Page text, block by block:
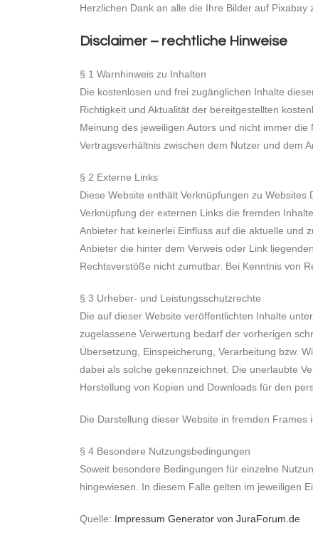
Herzlichen Dank an alle die Ihre Bilder auf Pixabay
Disclaimer – rechtliche Hinweise
§ 1 Warnhinweis zu Inhalten
Die kostenlosen und frei zugänglichen Inhalte
Richtigkeit und Aktualität der bereitgestellten
Meinung des jeweiligen Autors und nicht immer
Vertragsverhältnis zwischen dem Nutzer und dem
§ 2 Externe Links
Diese Website enthält Verknüpfungen zu
Verknüpfung der externen Links die fremden
Anbieter hat keinerlei Einfluss auf die aktuelle und
Anbieter die hinter dem Verweis oder Link
Rechtsverstöße nicht zumutbar. Bei Kenntnis von
§ 3 Urheber- und Leistungsschutzrechte
Die auf dieser Website veröffentlichten Inhalte
zugelassene Verwertung bedarf der vorherigen
Übersetzung, Einspeicherung, Verarbeitung bzw.
dabei als solche gekennzeichnet. Die unerlaubte
Herstellung von Kopien und Downloads für den
Die Darstellung dieser Website in fremden Frames
§ 4 Besondere Nutzungsbedingungen
Soweit besondere Bedingungen für einzelne
hingewiesen. In diesem Falle gelten im jeweiligen
Quelle: Impressum Generator von JuraForum.de